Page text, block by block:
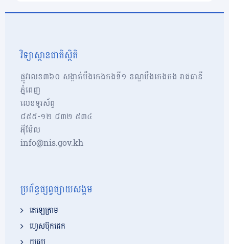
វិទ្យាស្ថានជាតិស្ថិតិ
ផ្លូវលេខ៣៦០ សង្កាត់បឹងកេងកងទី១ ខណ្ឌបឹងកេងកង រាជធានី
ភ្នំពេញ
លេខទូរស័ព្ទ
៨៥៥-១២​​ ៨៣២ ៥៣៤
អុីម៉ែល
info@nis.gov.kh
ប្រព័ន្ធផ្សព្វផ្សាយសង្គម
តេឡេក្រាម
ហ្វេសប៊ុកផេក